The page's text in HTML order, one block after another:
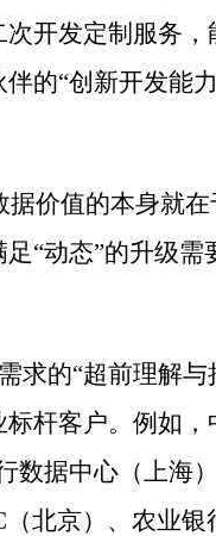
开发定制服务
的“创新开发能
据价值的本身就
“动态”的升级
的“超前理解与
杆客户。例如
数据中心（上海
北京）、农业